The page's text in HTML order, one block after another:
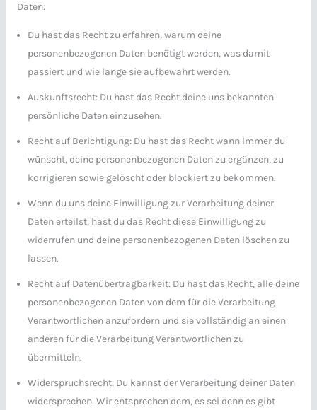
Daten:
Du hast das Recht zu erfahren, warum deine
personenbezogenen Daten benötigt werden, was damit
passiert und wie lange sie aufbewahrt werden.
Auskunftsrecht: Du hast das Recht deine uns bekannten
persönliche Daten einzusehen.
Recht auf Berichtigung: Du hast das Recht wann immer du
wünscht, deine personenbezogenen Daten zu ergänzen, zu
korrigieren sowie gelöscht oder blockiert zu bekommen.
Wenn du uns deine Einwilligung zur Verarbeitung deiner
Daten erteilst, hast du das Recht diese Einwilligung zu
widerrufen und deine personenbezogenen Daten löschen zu
lassen.
Recht auf Datenübertragbarkeit: Du hast das Recht, alle deine
personenbezogenen Daten von dem für die Verarbeitung
Verantwortlichen anzufordern und sie vollständig an einen
anderen für die Verarbeitung Verantwortlichen zu
übermitteln.
Widerspruchsrecht: Du kannst der Verarbeitung deiner Daten
widersprechen. Wir entsprechen dem, es sei denn es gibt